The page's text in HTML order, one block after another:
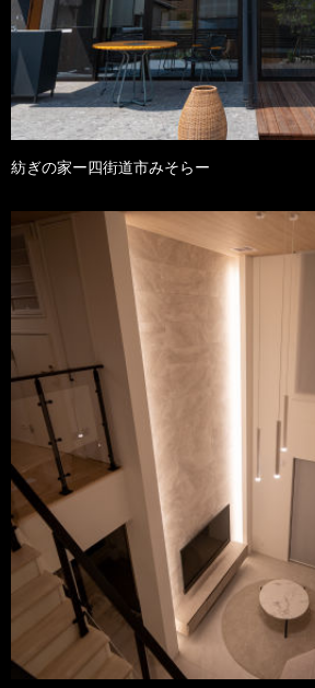
紡ぎの家ー四街道市みそらー